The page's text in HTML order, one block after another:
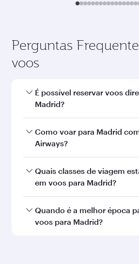
Perguntas
voos
É possível reservar voos
Madrid?
Sim, a Qatar Airways opera
Madrid. Busque voos na nossa
Como voar para Madrid
Airways?
Você pode voar diretamente
Qatar Airways. Fazemos
Hamad.
Quais classes de viagem
em voos para Madrid?
A disponibilidade de classes
depende da rota e da
Quando é a melhor época
voos para Madrid?